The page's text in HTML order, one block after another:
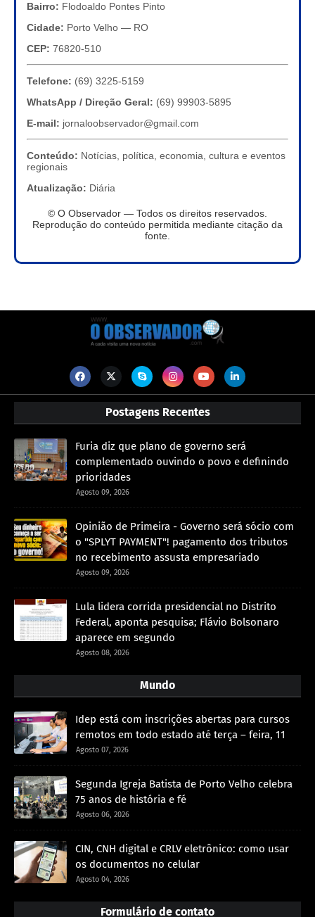
Bairro: Flodoaldo Pontes Pinto
Cidade: Porto Velho — RO
CEP: 76820-510
Telefone: (69) 3225-5159
WhatsApp / Direção Geral: (69) 99903-5895
E-mail: jornaloobservador@gmail.com
Conteúdo: Notícias, política, economia, cultura e eventos
regionais
Atualização: Diária
© O Observador — Todos os direitos reservados.
Reprodução do conteúdo permitida mediante citação da
fonte.
Postagens Recentes
Furia diz que plano de governo será
complementado ouvindo o povo e definindo
prioridades
Agosto 09, 2026
Opinião de Primeira - Governo será sócio com
o "SPLYT PAYMENT"! pagamento dos tributos
no recebimento assusta empresariado
Agosto 09, 2026
Lula lidera corrida presidencial no Distrito
Federal, aponta pesquisa; Flávio Bolsonaro
aparece em segundo
Agosto 08, 2026
Mundo
Idep está com inscrições abertas para cursos
remotos em todo estado até terça – feira, 11
Agosto 07, 2026
Segunda Igreja Batista de Porto Velho celebra
75 anos de história e fé
Agosto 06, 2026
CIN, CNH digital e CRLV eletrônico: como usar
os documentos no celular
Agosto 04, 2026
Formulário de contato